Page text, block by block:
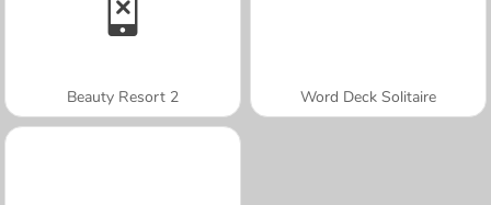
Beauty Resort 2 Word Deck Solitaire